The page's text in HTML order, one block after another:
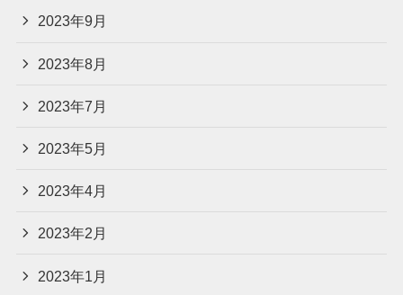
2023年9月
2023年8月
2023年7月
2023年5月
2023年4月
2023年2月
2023年1月